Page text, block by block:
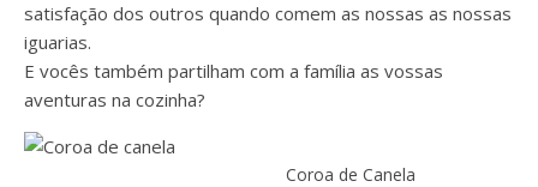
satisfação dos outros quando comem as nossas as nossas
iguarias.
E vocês também partilham com a família as vossas
aventuras na cozinha?
Coroa de Canela